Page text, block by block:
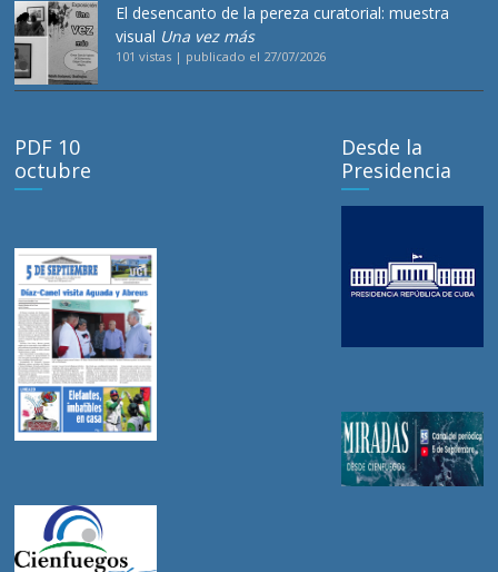
El desencanto de la pereza curatorial: muestra
visual Una vez más
101 vistas | publicado el 27/07/2026
PDF 10
octubre
Desde la
Presidencia